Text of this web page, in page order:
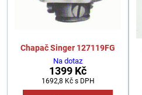
Chapač Singer 127119FG
Na dotaz
1399 Kč
1692,8 Kč s DPH